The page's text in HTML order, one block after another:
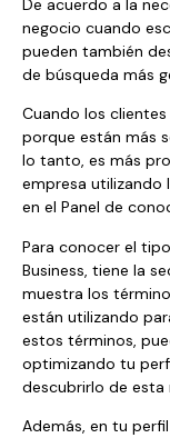
De acuerdo a la
negocio cuando
pueden también
de búsqueda más
Cuando los
porque están más
lo tanto, es más
empresa
en el Panel de
Para conocer el
Business, tiene la
muestra los
están utilizando
estos términos,
optimizando tu
descubrirlo de esta
Además, en tu